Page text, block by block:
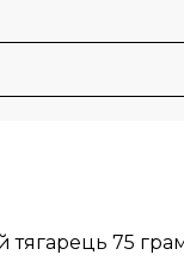
75